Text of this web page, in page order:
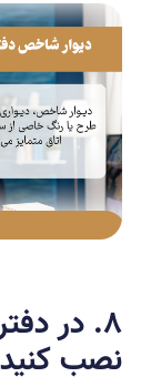
۸. در
نصب کنید